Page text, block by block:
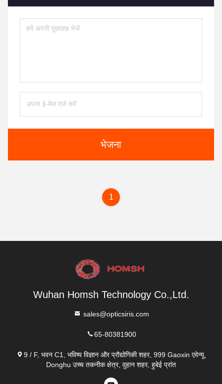
भेजना
1
Wuhan Homsh Technology Co.,Ltd.
sales@opticsiris.com
65-80381900
9 / F, भवन C1, भविष्य विज्ञान और प्रौद्योगिकी शहर, 999 Gaoxin एवेन्यू,
Donghu उच्च तकनीक क्षेत्र, वुहान शहर, हुबेई प्रांत